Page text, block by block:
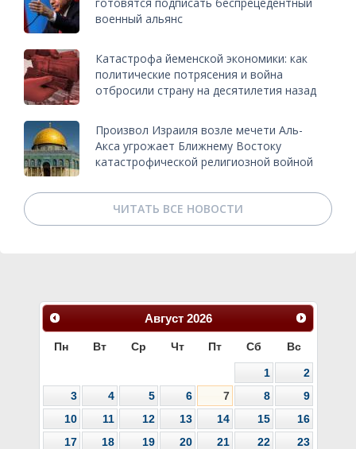
военный альянс
Катастрофа йеменской экономики: как
политические потрясения и война
отбросили страну на десятилетия назад
Произвол Израиля возле мечети Аль-
Акса угрожает Ближнему Востоку
катастрофической религиозной войной
ЧИТАТЬ ВСЕ НОВОСТИ
Август 2026
Пн Вт Ср Чт Пт Сб Вс
1
2
3
4 5 6 7 8
9
10
11 12 13 14 15
16
17
18 19 20 21 22
23